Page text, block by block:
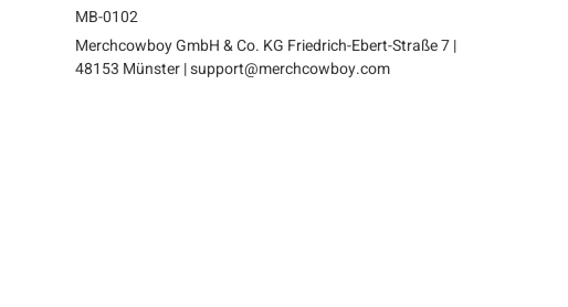
MB-0102
Merchcowboy GmbH & Co. KG Friedrich-Ebert-Straße 7 |
48153 Münster | support@merchcowboy.com